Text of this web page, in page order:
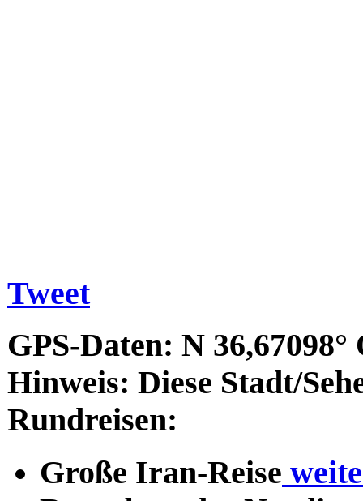
Tweet
GPS-Daten: N 36,67098°
Hinweis: Diese Stadt/
Rundreisen:
Große Iran-Reise